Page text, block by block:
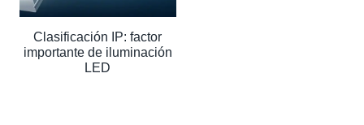
Clasificación IP: factor
importante de iluminación
LED